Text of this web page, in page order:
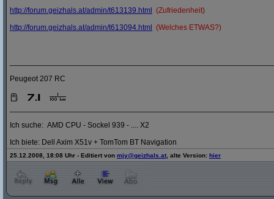
http://forum.geizhals.at/admin/t613139.html
(Zufriedenheit)
http://forum.geizhals.at/admin/t613094.html (Welches ETWAS?)
Peugeot 207 RC
Ich suche: AMD CPU - Sockel 939 - .... X2
Ich biete: Dell Axim X51v + TomTom BT Navigation
25.12.2008, 18:08 Uhr - Editiert von mjy@geizhals.at , alte Version: hier